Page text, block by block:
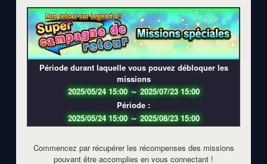
Période durant laquelle vous pouvez débloquer les
missions
2025/05/24 15:00～2025/07/23 15:00
Période :
2025/05/24 15:00～2025/08/23 15:00
Commencez par récupérer les récompenses des missions
pouvant être accomplies en vous connectant !